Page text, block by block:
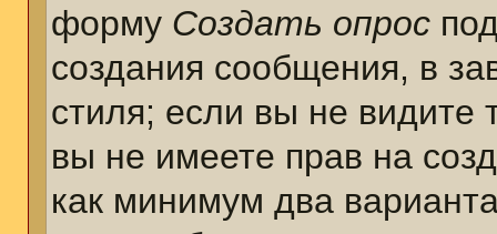
форму Создать опрос
создания сообщения, в
стиля; если вы не видите
вы не имеете прав на
как минимум два